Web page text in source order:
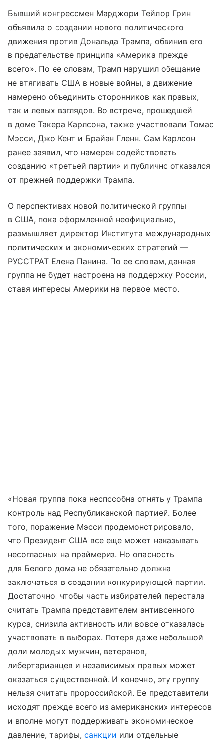
Бывший конгрессмен Марджори Тейлор Грин
объявила о создании нового политического
движения против Дональда Трампа, обвинив его
в предательстве принципа «Америка прежде
всего». По ее словам, Трамп нарушил обещание
не втягивать США в новые войны, а движение
намерено объединить сторонников как правых,
так и левых взглядов. Во встрече, прошедшей
в доме Такера Карлсона, также участвовали Томас
Мэсси, Джо Кент и Брайан Гленн. Сам Карлсон
ранее заявил, что намерен содействовать
созданию «третьей партии» и публично отказался
от прежней поддержки Трампа.
О перспективах новой политической группы
в США, пока оформленной неофициально,
размышляет директор Института международных
политических и экономических стратегий —
РУССТРАТ Елена Панина. По ее словам, данная
группа не будет настроена на поддержку России,
ставя интересы Америки на первое место.
«Новая группа пока неспособна отнять у Трампа
контроль над Республиканской партией. Более
того, поражение Мэсси продемонстрировало,
что Президент США все еще может наказывать
несогласных на праймериз. Но опасность
для Белого дома не обязательно должна
заключаться в создании конкурирующей партии.
Достаточно, чтобы часть избирателей перестала
считать Трампа представителем антивоенного
курса, снизила активность или вовсе отказалась
участвовать в выборах. Потеря даже небольшой
доли молодых мужчин, ветеранов,
либертарианцев и независимых правых может
оказаться существенной. И конечно, эту группу
нельзя считать пророссийской. Ее представители
исходят прежде всего из американских интересов
и вполне могут поддерживать экономическое
давление, тарифы, санкции или отдельные